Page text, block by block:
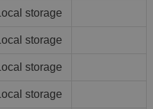
Local storage
Local storage
Local storage
Local storage